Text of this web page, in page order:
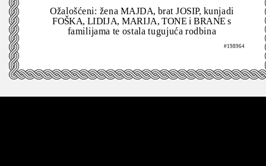
Ožalošćeni: žena MAJDA, brat JOSIP, kunjadi
FOŠKA, LIDIJA, MARIJA, TONE i BRANE s
familijama te ostala tugujuća rodbina
#198964